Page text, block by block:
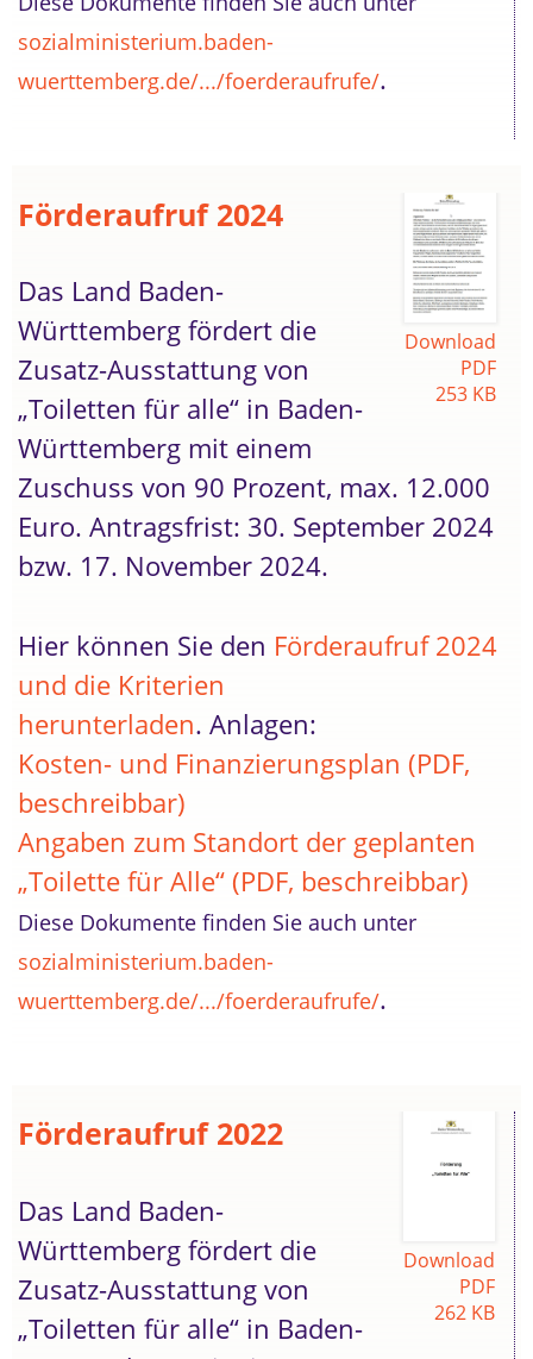
sozialministerium.baden-
wuerttemberg.de/.../foerderaufrufe/.
Download
PDF
253 KB
Förderaufruf 2024
Das Land Baden-
Württemberg fördert die
Zusatz-Ausstattung von
„Toiletten für alle“ in Baden-
Württemberg mit einem
Zuschuss von 90 Prozent, max. 12.000
Euro. Antragsfrist: 30. September 2024
bzw. 17. November 2024.
Hier können Sie den Förderaufruf 2024
und die Kriterien
herunterladen. Anlagen:
Kosten- und Finanzierungsplan (PDF,
beschreibbar)
Angaben zum Standort der geplanten
„Toilette für Alle“ (PDF, beschreibbar)
Diese Dokumente finden Sie auch unter
sozialministerium.baden-
wuerttemberg.de/.../foerderaufrufe/.
Download
PDF
262 KB
Förderaufruf 2022
Das Land Baden-
Württemberg fördert die
Zusatz-Ausstattung von
„Toiletten für alle“ in Baden-